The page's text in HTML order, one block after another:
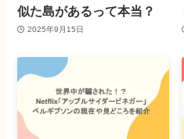
似た島があるって本当？
2025年9月15日